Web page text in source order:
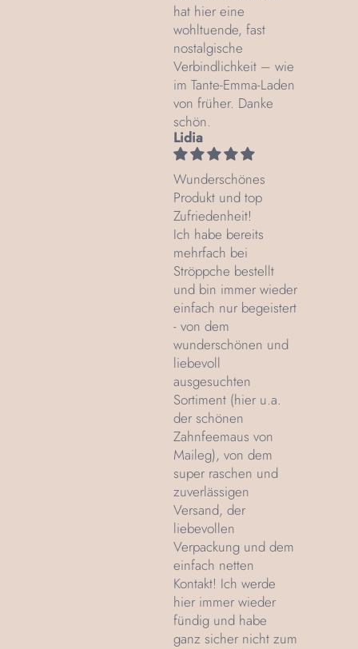
hat hier eine
wohltuende, fast
nostalgische
Verbindlichkeit – wie
im Tante‑Emma‑Laden
von früher. Danke
schön.
Lidia
Wunderschönes
Produkt und top
Zufriedenheit!
Ich habe bereits
mehrfach bei
Ströppche bestellt
und bin immer wieder
einfach nur begeistert
- von dem
wunderschönen und
liebevoll
ausgesuchten
Sortiment (hier u.a.
der schönen
Zahnfeemaus von
Maileg), von dem
super raschen und
zuverlässigen
Versand, der
liebevollen
Verpackung und dem
einfach netten
Kontakt! Ich werde
hier immer wieder
fündig und habe
ganz sicher nicht zum